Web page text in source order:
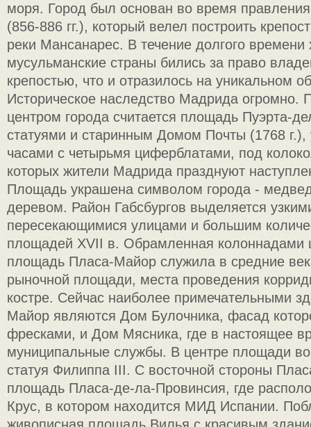
моря. Город был основан во время
(856-886 гг.), который велел построить
реки Мансанарес. В течение долгого времени
мусульманские страны бились за право
крепостью, что и отразилось на уникальном
Историческое наследство Мадрида огромно.
центром города считается площадь Пуэрта-
статуями и старинным Домом Почты (1768
часами с четырьмя циферблатами, под
которых жители Мадрида празднуют
Площадь украшена символом города -
деревом. Район Габсбургов выделяется
пересекающимися улицами и большим
площадей XVII в. Обрамленная колоннадами
площадь Пласа-Майор служила в средние
рыночной площади, места проведения
костре. Сейчас наиболее примечательными
Майор являются Дом Булочника, фасад
фресками, и Дом Мясника, где в настоящее
муниципальные службы. В центре площади
статуя Филиппа III. С восточной стороны
площадь Пласа-де-ла-Провинсия, где
Крус, в котором находится МИД Испании.